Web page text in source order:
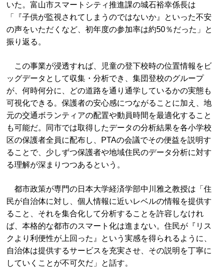
いた。富山市スマートシティ推進課の城石裕幸係長は
「『子供が監視されてしまうのではないか』といった不安
の声をいただくなど、初年度の参加率は約50％だった」と
振り返る。
この事業が浸透すれば、児童の登下校時の位置情報をビ
ッグデータとして収集・分析でき、集団登校のグループ
が、何時何分に、どの道路を通り通学しているかの実態も
可視化できる。保護者の安心感につながることに加え、地
元の交通ボランティアの配置や動員時間を最適化すること
も可能だ。同市では取得したデータの分析結果を各小学校
区の保護者全員に配布し、PTAの会議でその便益を説明す
ることで、少しずつ保護者や地域住民のデータ分析に対す
る理解が深まりつつあるという。
都市政策が専門の日本大学経済学部中川雅之教授は「住
民が自治体に対し、個人情報に近いレベルの情報を提供す
ること、それを集合化して分析することを許容しなけれ
ば、本格的な都市のスマート化は進まない。住民が『リス
クより利便性が上回った』という実感を得られるように、
自治体は提供するサービスを充実させ、その説明を丁寧に
していくことが不可欠だ」と話す。